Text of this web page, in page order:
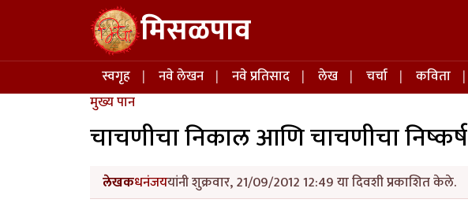
Skip to main content मिसळपाव
Main navigation
स्वगृह नवे लेखन नवे प्रतिसाद लेख चर्चा कविता
मुख्य पान
चाचणीचा निकाल आणि चाचणीचा निष्कर्ष
लेखकधनंजययांनी शुक्रवार, 21/09/2012 12:49 या दिवशी प्रकाशित केले.